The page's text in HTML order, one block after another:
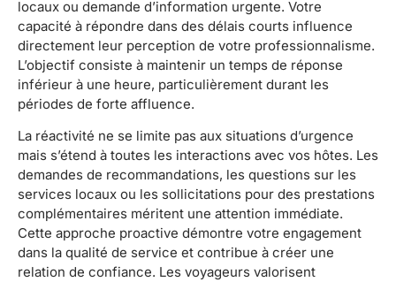
locaux ou demande d’information urgente. Votre
capacité à répondre dans des délais courts influence
directement leur perception de votre professionnalisme.
L’objectif consiste à maintenir un temps de réponse
inférieur à une heure, particulièrement durant les
périodes de forte affluence.
La réactivité ne se limite pas aux situations d’urgence
mais s’étend à toutes les interactions avec vos hôtes. Les
demandes de recommandations, les questions sur les
services locaux ou les sollicitations pour des prestations
complémentaires méritent une attention immédiate.
Cette approche proactive démontre votre engagement
dans la qualité de service et contribue à créer une
relation de confiance. Les voyageurs valorisent